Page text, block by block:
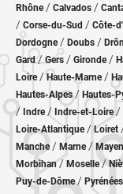
Rhône/ Calvados /
/ Corse-du-Sud / Côte-
Dordogne/ Doubs /
Gard/Gers / Gironde/
Loire/Haute-Marne/
Hautes-Alpes/ Hautes-
/ Indre/ Indre-et-Loire/
Loire-Atlantique/ Loiret
Manche/ Marne/
Morbihan/ Moselle/
Puy-de-Dôme/